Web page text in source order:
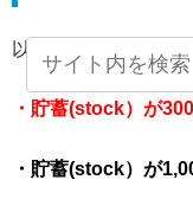
以下のAさんとBさん
・貯蓄(stock）が
・貯蓄(stock）が